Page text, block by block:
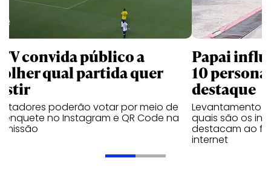
TV convida público a
qual partida quer
poderão votar por meio de
enquete no Instagram e QR Code na
Papai
10
destaque
Levantamento
quais são os
destacam ao
internet